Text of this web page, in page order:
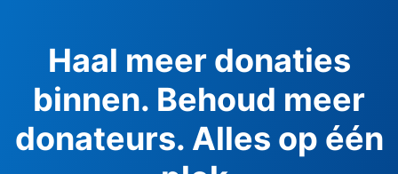
Haal meer donaties
binnen. Behoud meer
donateurs. Alles op één